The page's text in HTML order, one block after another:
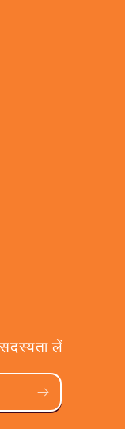
सदस्यता लें